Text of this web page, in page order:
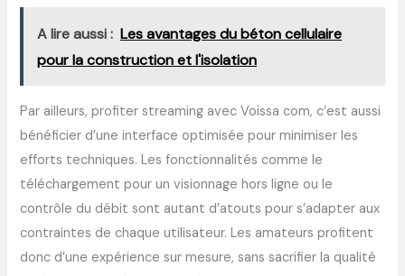
A lire aussi : Les avantages du béton cellulaire
pour la construction et l'isolation
Par ailleurs, profiter streaming avec Voissa com, c’est aussi
bénéficier d’une interface optimisée pour minimiser les
efforts techniques. Les fonctionnalités comme le
téléchargement pour un visionnage hors ligne ou le
contrôle du débit sont autant d’atouts pour s’adapter aux
contraintes de chaque utilisateur. Les amateurs profitent
donc d’une expérience sur mesure, sans sacrifier la qualité